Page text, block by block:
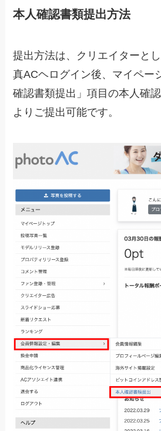
本人確認書類提出方法
提出方法は、クリエイターと
真ACヘログイン後、マイペー
確認書類提出」項目の本人確
よりご提出可能です。